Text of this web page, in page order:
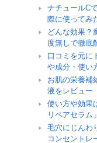
ナチュールC
際に使ってみ
どんな効果？
度無しで徹底
口コミを元に
や成分・使い
お肌の栄養補
液をレビュー
使い方や効果
リペアセラム
毛穴にじんわ
コンセントレ